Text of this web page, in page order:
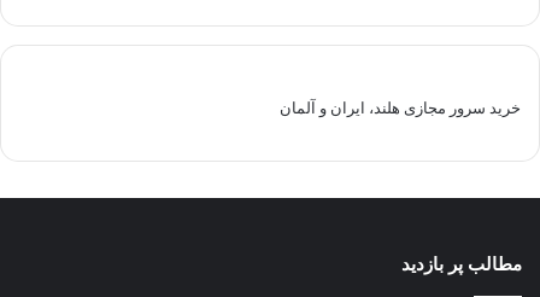
خرید سرور مجازی هلند، ایران و آلمان
مطالب پر بازدید